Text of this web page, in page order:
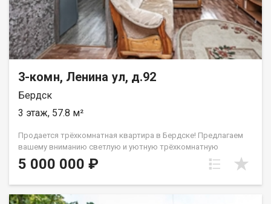
постоянного проживания, где преимущества удачного
расположения сочетаются с потенциалом объекта, готового
стать современным и комфортным жильем. Приглашаем на
просмотр. Код пользователя: 198329 Номер в базе: 11947602
3-комн, Ленина ул, д.92
Бердск
3 этаж, 57.8 м²
Продается трёхкомнатная квартира в Бердске! Предлагаем
вашему вниманию светлую и уютную трёхкомнатную
квартиру, площадью 57,8 кв. м, расположенную на идеальном
3 этаже четырехэтажного дома. Квартира с хорошим
наслаждаться комфортом нового жилья. Преимущества: -
5 000 000 ₽